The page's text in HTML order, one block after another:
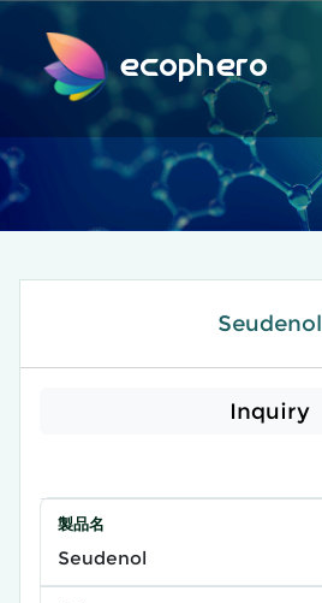
ecophero
Seudenol
Inquiry
製品名
Seudenol